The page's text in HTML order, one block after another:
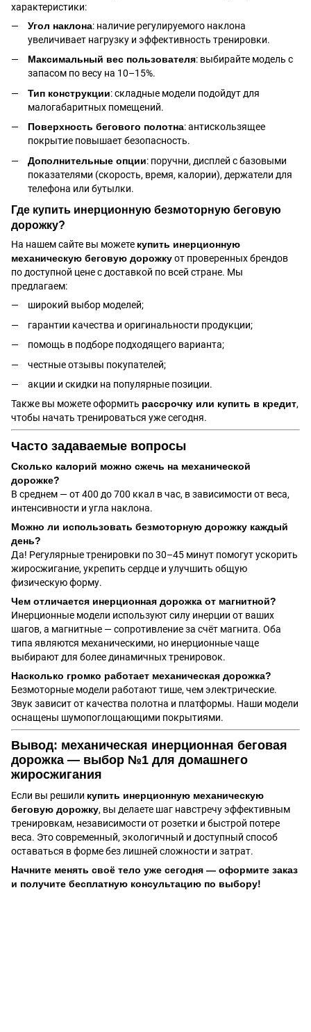
характеристики:
Угол наклона: наличие регулируемого наклона
увеличивает нагрузку и эффективность тренировки.
Максимальный вес пользователя: выбирайте модель с
запасом по весу на 10–15%.
Тип конструкции: складные модели подойдут для
малогабаритных помещений.
Поверхность бегового полотна: антискользящее
покрытие повышает безопасность.
Дополнительные опции: поручни, дисплей с базовыми
показателями (скорость, время, калории), держатели для
телефона или бутылки.
Где купить инерционную безмоторную беговую
дорожку?
На нашем сайте вы можете купить инерционную
механическую беговую дорожкуот проверенных брендов
по доступной цене с доставкой по всей стране. Мы
предлагаем:
широкий выбор моделей;
гарантии качества и оригинальности продукции;
помощь в подборе подходящего варианта;
честные отзывы покупателей;
акции и скидки на популярные позиции.
Также вы можете оформить рассрочку или купить в кредит,
чтобы начать тренироваться уже сегодня.
Часто задаваемые вопросы
Сколько калорий можно сжечь на механической
дорожке?
В среднем — от 400 до 700 ккал в час, в зависимости от веса,
интенсивности и угла наклона.
Можно ли использовать безмоторную дорожку каждый
день?
Да! Регулярные тренировки по 30–45 минут помогут ускорить
жиросжигание, укрепить сердце и улучшить общую
физическую форму.
Чем отличается инерционная дорожка от магнитной?
Инерционные модели используют силу инерции от ваших
шагов, а магнитные — сопротивление за счёт магнита. Оба
типа являются механическими, но инерционные чаще
выбирают для более динамичных тренировок.
Насколько громко работает механическая дорожка?
Безмоторные модели работают тише, чем электрические.
Звук зависит от качества полотна и платформы. Наши модели
оснащены шумопоглощающими покрытиями.
Вывод: механическая инерционная беговая
дорожка — выбор №1 для домашнего
жиросжигания
Если вы решили купить инерционную механическую
беговую дорожку, вы делаете шаг навстречу эффективным
тренировкам, независимости от розетки и быстрой потере
веса. Это современный, экологичный и доступный способ
оставаться в форме без лишней сложности и затрат.
Начните менять своё тело уже сегодня — оформите заказ
и получите бесплатную консультацию по выбору!